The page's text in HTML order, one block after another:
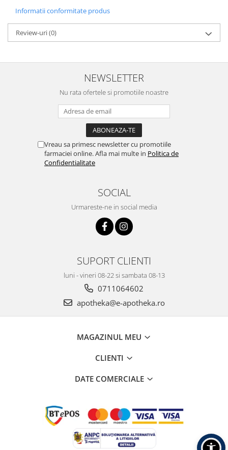
Informatii conformitate produs
Review-uri(0)
NEWSLETTER
Nu rata ofertele si promotiile noastre
Vreau sa primesc newsletter cu promotiile
farmaciei online. Afla mai multe in Politica de
Confidentialitate
SOCIAL
Urmareste-ne in social media
SUPORT CLIENTI
luni - vineri 08-22 si sambata 08-13
0711064602
apotheka@e-apotheka.ro
MAGAZINUL MEU
CLIENTI
DATE COMERCIALE